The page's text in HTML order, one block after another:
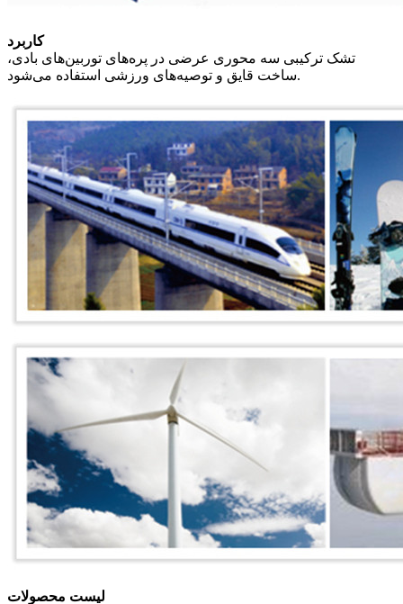
کاربرد
تشک ترکیبی سه محوری عرضی در پره‌های توربین‌های بادی،
ساخت قایق و توصیه‌های ورزشی استفاده می‌شود.
لیست محصولات